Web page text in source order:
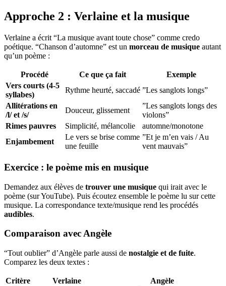
Approche 2 : Verlaine et la musique
Verlaine a écrit “La musique avant toute chose” comme credo
poétique. “Chanson d’automne” est un morceau de musique autant
qu’un poème :
Procédé Ce que ça fait
Exemple
Vers courts (4-5
syllabes)
Rythme heurté, saccadé ”Les sanglots longs”
Allitérations en
/l/ et /s/
Douceur, glissement
”Les sanglots longs des
violons”
Rimes pauvres
Simplicité, mélancolie
automne/monotone
Enjambement
Le vers se brise comme
une feuille
”Et je m’en vais / Au
vent mauvais”
Exercice : le poème mis en musique
Demandez aux élèves de trouver une musique qui irait avec le
poème (sur YouTube). Puis écoutez ensemble le poème lu sur cette
musique. La correspondance texte/musique rend les procédés
audibles.
Comparaison avec Angèle
“Tout oublier” d’Angèle parle aussi de nostalgie et de fuite.
Comparez les deux textes :
Critère Verlaine
Angèle